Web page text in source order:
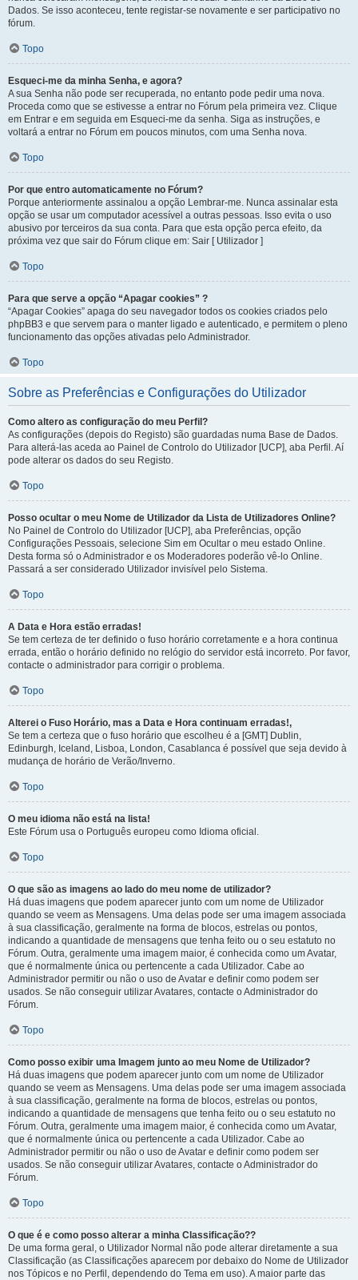
Dados. Se isso aconteceu, tente registar-se novamente e ser participativo no
fórum.
Topo
Esqueci-me da minha Senha, e agora?
A sua Senha não pode ser recuperada, no entanto pode pedir uma nova.
Proceda como que se estivesse a entrar no Fórum pela primeira vez. Clique
em Entrar e em seguida em Esqueci-me da senha. Siga as instruções, e
voltará a entrar no Fórum em poucos minutos, com uma Senha nova.
Topo
Por que entro automaticamente no Fórum?
Porque anteriormente assinalou a opção Lembrar-me. Nunca assinalar esta
opção se usar um computador acessível a outras pessoas. Isso evita o uso
abusivo por terceiros da sua conta. Para que esta opção perca efeito, da
próxima vez que sair do Fórum clique em: Sair [ Utilizador ]
Topo
Para que serve a opção “Apagar cookies” ?
“Apagar Cookies” apaga do seu navegador todos os cookies criados pelo
phpBB3 e que servem para o manter ligado e autenticado, e permitem o pleno
funcionamento das opções ativadas pelo Administrador.
Topo
Sobre as Preferências e Configurações do Utilizador
Como altero as configuração do meu Perfil?
As configurações (depois do Registo) são guardadas numa Base de Dados.
Para alterá-las aceda ao Painel de Controlo do Utilizador [UCP], aba Perfil. Aí
pode alterar os dados do seu Registo.
Topo
Posso ocultar o meu Nome de Utilizador da Lista de Utilizadores Online?
No Painel de Controlo do Utilizador [UCP], aba Preferências, opção
Configurações Pessoais, selecione Sim em Ocultar o meu estado Online.
Desta forma só o Administrador e os Moderadores poderão vê-lo Online.
Passará a ser considerado Utilizador invisível pelo Sistema.
Topo
A Data e Hora estão erradas!
Se tem certeza de ter definido o fuso horário corretamente e a hora continua
errada, então o horário definido no relógio do servidor está incorreto. Por favor,
contacte o administrador para corrigir o problema.
Topo
Alterei o Fuso Horário, mas a Data e Hora continuam erradas!,
Se tem a certeza que o fuso horário que escolheu é a [GMT] Dublin,
Edinburgh, Iceland, Lisboa, London, Casablanca é possível que seja devido à
mudança de horário de Verão/Inverno.
Topo
O meu idioma não está na lista!
Este Fórum usa o Português europeu como Idioma oficial.
Topo
O que são as imagens ao lado do meu nome de utilizador?
Há duas imagens que podem aparecer junto com um nome de Utilizador
quando se veem as Mensagens. Uma delas pode ser uma imagem associada
à sua classificação, geralmente na forma de blocos, estrelas ou pontos,
indicando a quantidade de mensagens que tenha feito ou o seu estatuto no
Fórum. Outra, geralmente uma imagem maior, é conhecida como um Avatar,
que é normalmente única ou pertencente a cada Utilizador. Cabe ao
Administrador permitir ou não o uso de Avatar e definir como podem ser
usados. Se não conseguir utilizar Avatares, contacte o Administrador do
Fórum.
Topo
Como posso exibir uma Imagem junto ao meu Nome de Utilizador?
Há duas imagens que podem aparecer junto com um nome de Utilizador
quando se veem as Mensagens. Uma delas pode ser uma imagem associada
à sua classificação, geralmente na forma de blocos, estrelas ou pontos,
indicando a quantidade de mensagens que tenha feito ou o seu estatuto no
Fórum. Outra, geralmente uma imagem maior, é conhecida como um Avatar,
que é normalmente única ou pertencente a cada Utilizador. Cabe ao
Administrador permitir ou não o uso de Avatar e definir como podem ser
usados. Se não conseguir utilizar Avatares, contacte o Administrador do
Fórum.
Topo
O que é e como posso alterar a minha Classificação??
De uma forma geral, o Utilizador Normal não pode alterar diretamente a sua
Classificação (as Classificações aparecem por debaixo do Nome de Utilizador
nos Tópicos e no Perfil, dependendo do Tema em uso). A maior parte das